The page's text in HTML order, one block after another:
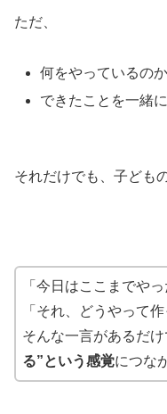
ただ、
何をやっているの
できたことを一緒
それだけでも、子ども
「今日はここまでやっ
「それ、どうやって作
そんな一言があるだけ
る”という感覚につな